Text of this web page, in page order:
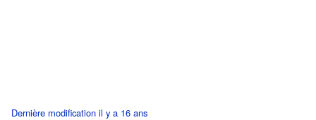
Dernière modification il y a 16 ans